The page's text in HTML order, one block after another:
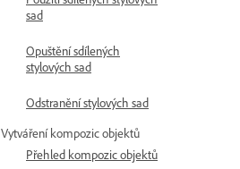
sad
Opuštění sdílených
stylových sad
Odstranění stylových sad
Vytváření kompozic objektů
Přehled kompozic objektů